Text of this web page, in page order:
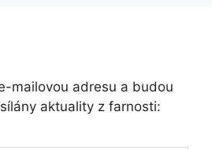
mailovou adresu a budou
aktuality z farnosti: